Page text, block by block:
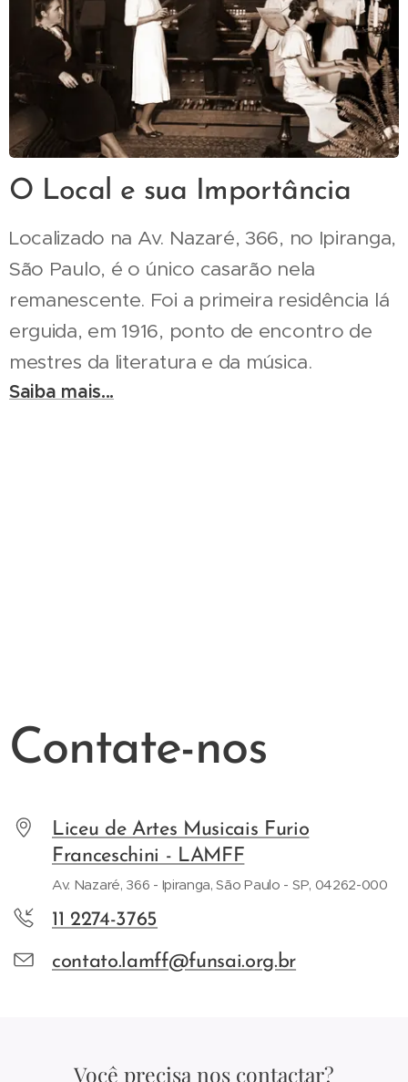
O Local e sua Importância
Localizado na Av. Nazaré, 366, no Ipiranga,
São Paulo, é o único casarão nela
remanescente. Foi a primeira residência lá
erguida, em 1916, ponto de encontro de
mestres da literatura e da música.
Saiba mais...
Contate-nos
Liceu de Artes Musicais Furio
Franceschini - LAMFF
Av. Nazaré, 366 - Ipiranga, São Paulo - SP, 04262-000
11 2274-3765
contato.lamff@funsai.org.br
Você precisa nos contactar?